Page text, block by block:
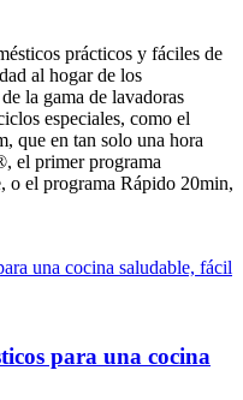
prácticos y fáciles de
al hogar de los
la gama de lavadoras
especiales, como el
que en tan solo una hora
el primer programa
o el programa Rápido 20min,
para una cocina